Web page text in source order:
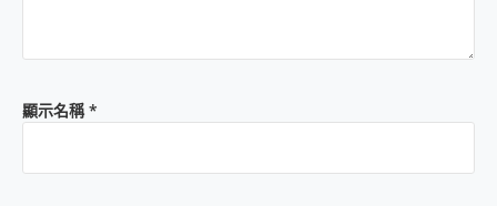
顯示名稱*